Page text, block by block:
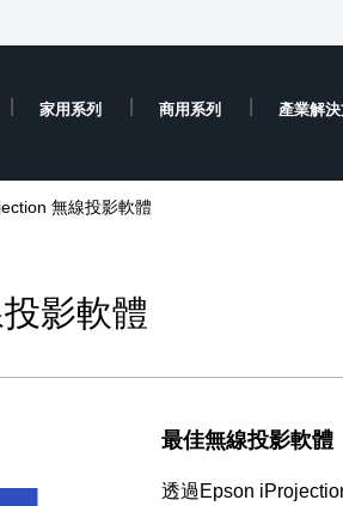
家用系列 商用系列 產業解
無線投影軟體
影軟體
最佳無線投影軟體
透過Epson